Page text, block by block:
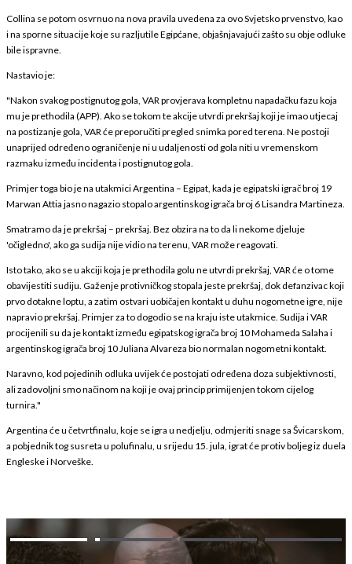
Collina se potom osvrnuo na nova pravila uvedena za ovo Svjetsko prvenstvo, kao
i na sporne situacije koje su razljutile Egipćane, objašnjavajući zašto su obje odluke
bile ispravne.
Nastavio je:
"Nakon svakog postignutog gola, VAR provjerava kompletnu napadačku fazu koja
mu je prethodila (APP). Ako se tokom te akcije utvrdi prekršaj koji je imao utjecaj
na postizanje gola, VAR će preporučiti pregled snimka pored terena. Ne postoji
unaprijed određeno ograničenje ni u udaljenosti od gola niti u vremenskom
razmaku između incidenta i postignutog gola.
Primjer toga bio je na utakmici Argentina – Egipat, kada je egipatski igrač broj 19
Marwan Attia jasno nagazio stopalo argentinskog igrača broj 6 Lisandra Martineza.
Smatramo da je prekršaj – prekršaj. Bez obzira na to da li nekome djeluje
'očigledno', ako ga sudija nije vidio na terenu, VAR može reagovati.
Isto tako, ako se u akciji koja je prethodila golu ne utvrdi prekršaj, VAR će o tome
obavijestiti sudiju. Gaženje protivničkog stopala jeste prekršaj, dok defanzivac koji
prvo dotakne loptu, a zatim ostvari uobičajen kontakt u duhu nogometne igre, nije
napravio prekršaj. Primjer za to dogodio se na kraju iste utakmice. Sudija i VAR
procijenili su da je kontakt između egipatskog igrača broj 10 Mohameda Salaha i
argentinskog igrača broj 10 Juliana Alvareza bio normalan nogometni kontakt.
Naravno, kod pojedinih odluka uvijek će postojati određena doza subjektivnosti,
ali zadovoljni smo načinom na koji je ovaj princip primijenjen tokom cijelog
turnira."
Argentina će u četvrtfinalu, koje se igra u nedjelju, odmjeriti snage sa Švicarskom,
a pobjednik tog susreta u polufinalu, u srijedu 15. jula, igrat će protiv boljeg iz duela
Engleske i Norveške.